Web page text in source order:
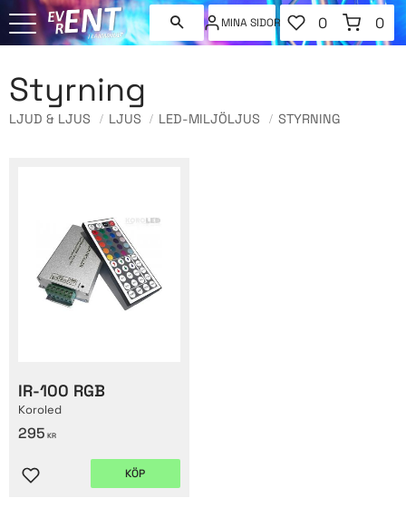
MINA SIDOR
FAVORITER
ANTAL
0
KUNDVAGN
0
Styrning
LJUD & LJUS LJUS LED-MILJÖLJUS STYRNING
IR-100 RGB
Koroled
295 KR
Lägg till i favoriter
KÖP